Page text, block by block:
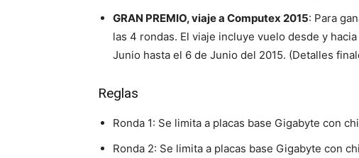
GRAN PREMIO, viaje a Computex 2015: Para
las 4 rondas. El viaje incluye vuelo desde y
Junio hasta el 6 de Junio del 2015. (Detalles
Reglas
Ronda 1: Se limita a placas base Gigabyte con
Ronda 2: Se limita a placas base Gigabyte con